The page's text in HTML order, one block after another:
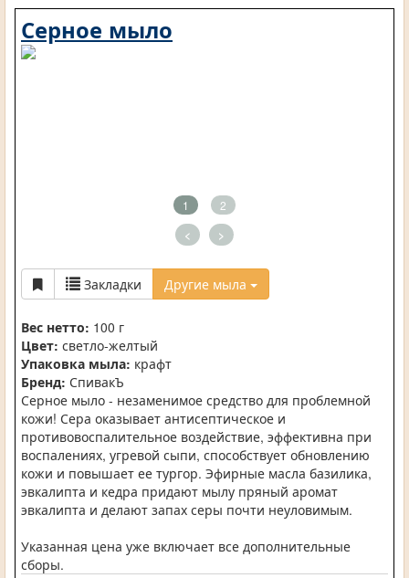
Серное мыло
1 2
< >
Закладки Другие мыла
Вес нетто: 100 г
Цвет: светло-желтый
Упаковка мыла: крафт
Бренд: СпивакЪ
Серное мыло - незаменимое средство для проблемной
кожи! Сера оказывает антисептическое и
противовоспалительное воздействие, эффективна при
воспалениях, угревой сыпи, способствует обновлению
кожи и повышает ее тургор. Эфирные масла базилика,
эвкалипта и кедра придают мылу пряный аромат
эвкалипта и делают запах серы почти неуловимым.
Указанная цена уже включает все дополнительные
сборы.